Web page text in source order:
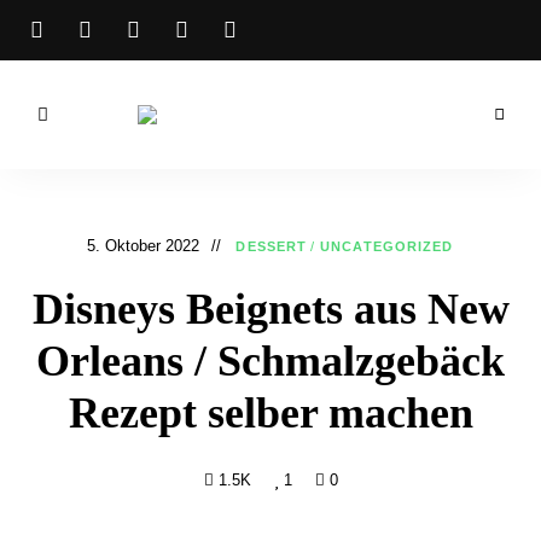
Backrezepte
Kochrezepte
5. Oktober 2022 DESSERT / UNCATEGORIZED
Disneys Beignets aus New
Orleans / Schmalzgebäck
Rezept selber machen
1.5K 1 0